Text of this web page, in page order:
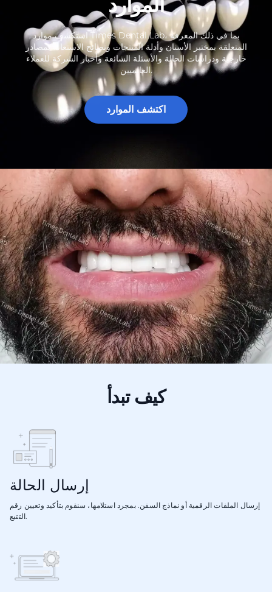
استكشف موارد Times Dental Lab، بما في ذلك المعرفة
المتعلقة بمختبر الأسنان وأدلة المنتجات ونصائح الاستعانة بمصادر
خارجية ودراسات الحالة والأسئلة الشائعة وأخبار الشركة للعملاء
العالميين.
اكتشف الموارد
كيف تبدأ
إرسال الحالة
إرسال الملفات الرقمية أو نماذج السفن. بمجرد استلامها، سنقوم بتأكيد وتعيين رقم
التتبع.